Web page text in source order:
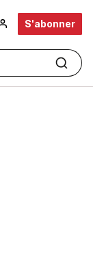
S'abonner